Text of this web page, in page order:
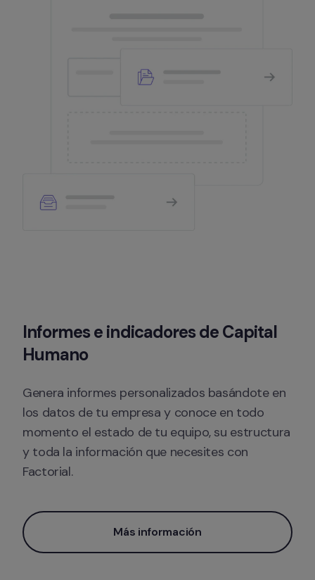
Informes e indicadores de Capital
Humano
Genera informes personalizados basándote en
los datos de tu empresa y conoce en todo
momento el estado de tu equipo, su estructura
y toda la información que necesites con
Factorial.
Más información